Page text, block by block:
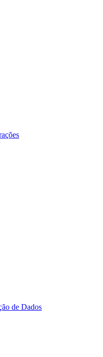
de Dados